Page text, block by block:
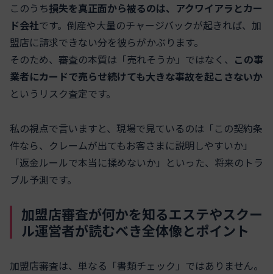
このうち損失を真正面から被るのは、アクワイアラとカー
ド会社です。倒産や大量のチャージバックが起きれば、加
盟店に請求できない分を彼らがかぶります。
そのため、審査の本質は「売れそうか」ではなく、 この事
業者にカードで売らせ続けても大きな事故を起こさないか
というリスク査定です。
私の視点で言いますと、現場で見ているのは「この契約条
件なら、クレームが出てもお客さまに説明しやすいか」
「返金ルールで本当に揉めないか」といった、将来のトラ
ブル予測です。
加盟店審査が何かを知るエステやスクー
ル運営者が読むべき全体像とポイント
加盟店審査は、単なる「書類チェック」ではありません。